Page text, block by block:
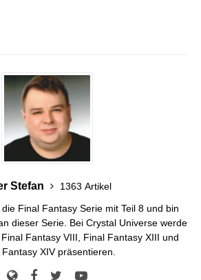
Stefan
1363 Artikel
Final Fantasy Serie mit Teil 8 und bin
dieser Serie. Bei Crystal Universe werde
Fantasy VIII, Final Fantasy XIII und
Fantasy XIV präsentieren.